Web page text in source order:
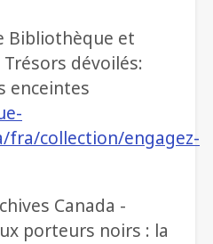
Bibliothèque et
dévoilés:
enceintes
fra/collection/engagez-
Canada -
porteurs noirs : la